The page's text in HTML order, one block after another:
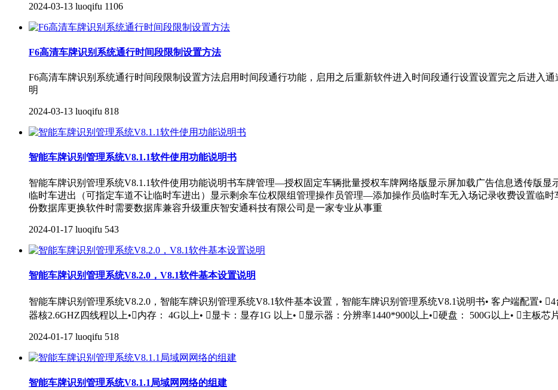
2024-03-13 luoqifu 1106
F6高清车牌识别系统通行时间段限制设置方法
F6高清车牌识别系统通行时间段限制设置方法启用时间段通行功能，启用之后重新软件进入时间段通行设置设置完之后进入
明
2024-03-13 luoqifu 818
智能车牌识别管理系统V8.1.1软件使用功能说明书
智能车牌识别管理系统V8.1.1软件使用功能说明书车牌管理—授权固定车辆批量授权车牌网络版显示屏加载广告信息透传版
临时车进出（可指定车道不让临时车进出）显示剩余车位权限组管理操作员管理—添加操作员临时车无入场记录收费设置临
份数据库更换软件时需要数据库兼容升级重庆智安通科技有限公司是一家专业从事重
2024-01-17 luoqifu 543
智能车牌识别管理系统V8.2.0，V8.1软件基本设置说明
智能车牌识别管理系统V8.2.0，智能车牌识别管理系统V8.1软件基本设置，智能车牌识别管理系统V8.1说明书• 客户端配置•
器核2.6GHZ四线程以上•内存： 4G以上• 显卡：显存1G 以上• 显示器：分辨率1440*900以上•硬盘： 500G以上• 主板芯
2024-01-17 luoqifu 518
智能车牌识别管理系统V8.1.1局域网网络的组建